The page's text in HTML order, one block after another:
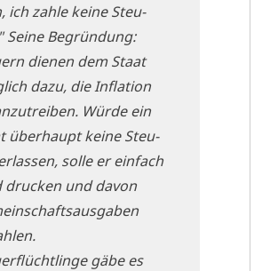
ich zah­le kei­ne Steu­
Sei­ne Begrün­dung:
die­nen dem Staat
dazu, die Infla­ti­on
Wür­de ein
über­haupt kei­ne Steu­
sol­le er ein­fach
drucken und davon
gäbe es